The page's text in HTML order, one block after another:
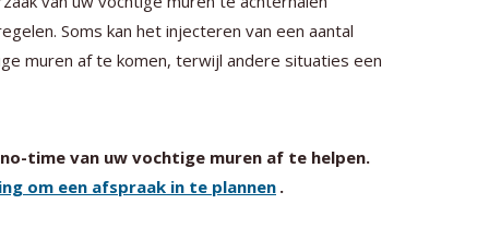
Soms kan het injecteren van een aantal
muren af te komen, terwijl andere situaties een
time van uw vochtige muren af te helpen.
om een afspraak in te plannen .